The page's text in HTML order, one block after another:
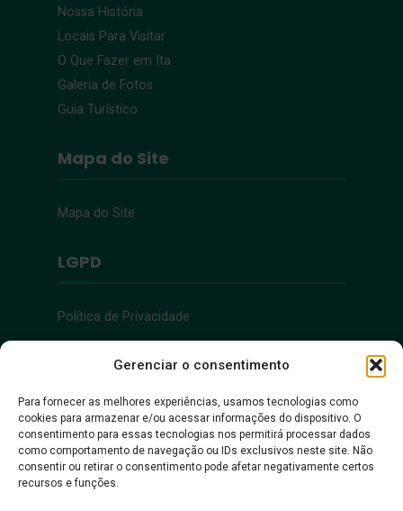
Gerenciar o consentimento
Para fornecer as melhores experiências, usamos tecnologias como
cookies para armazenar e/ou acessar informações do dispositivo. O
consentimento para essas tecnologias nos permitirá processar dados
como comportamento de navegação ou IDs exclusivos neste site. Não
consentir ou retirar o consentimento pode afetar negativamente certos
recursos e funções.
Nossa História
Locais Para Visitar
O Que Fazer em Ita
Galeria de Fotos
Guia Turístico
Mapa do Site
Mapa do Site
LGPD
Política de Privacidade
Acessibilidade
Acessibilidade